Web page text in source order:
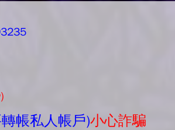
帳私人帳戶)小心詐騙